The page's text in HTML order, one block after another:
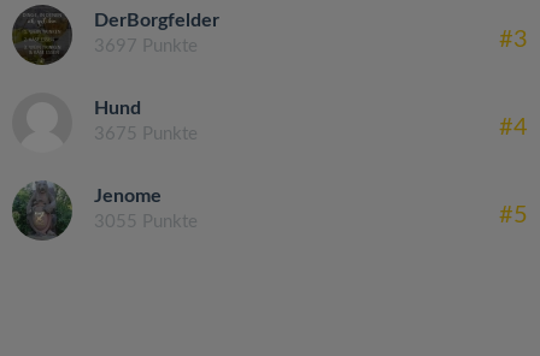
DerBorgfelder
3697 Punkte #3
Hund
3675 Punkte #4
Jenome
3055 Punkte #5